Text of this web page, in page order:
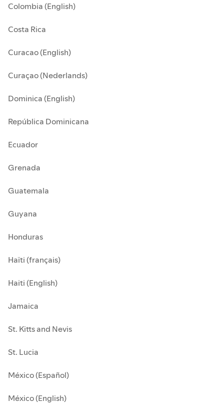
Colombia (English)
Costa Rica
Curacao (English)
Curaçao (Nederlands)
Dominica (English)
República Dominicana
Ecuador
Grenada
Guatemala
Guyana
Honduras
Haïti (français)
Haiti (English)
Jamaica
St. Kitts and Nevis
St. Lucia
México (Español)
México (English)